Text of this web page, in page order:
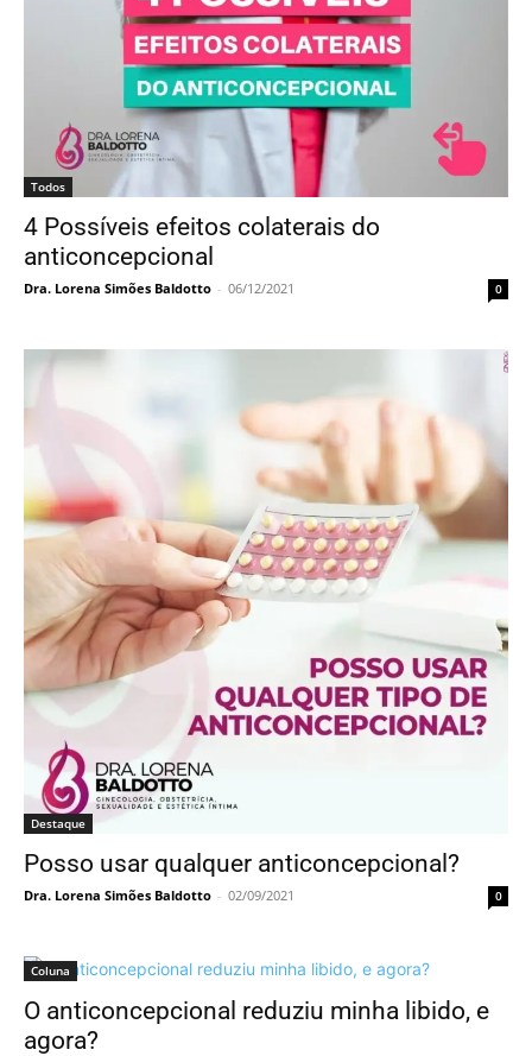
Todos
4 Possíveis efeitos colaterais do
anticoncepcional
Dra. Lorena Simões Baldotto - 06/12/2021 0
Destaque
Posso usar qualquer anticoncepcional?
Dra. Lorena Simões Baldotto - 02/09/2021 0
Coluna
O anticoncepcional reduziu minha libido, e
agora?